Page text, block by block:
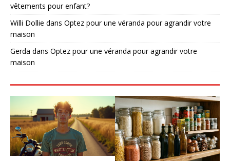
vêtements pour enfant?
Willi Dollie dans Optez pour une véranda pour agrandir votre
maison
Gerda dans Optez pour une véranda pour agrandir votre
maison